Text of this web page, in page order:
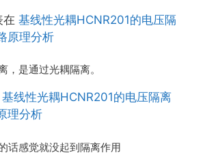
在 基线性光耦HCNR201的电压隔
原理分析
，是通过光耦隔离。
基线性光耦HCNR201的电压隔离
理分析
话感觉就没起到隔离作用